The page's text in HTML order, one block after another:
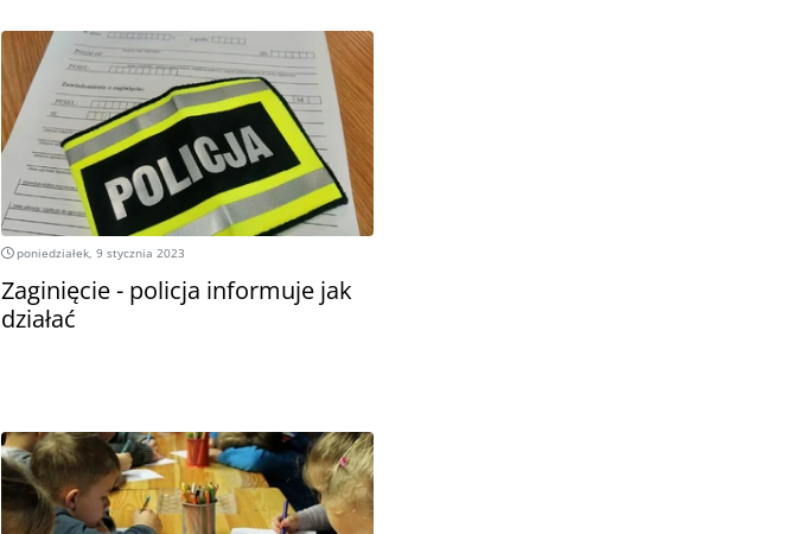
poniedziałek, 9 stycznia 2023
Zaginięcie - policja informuje jak
działać